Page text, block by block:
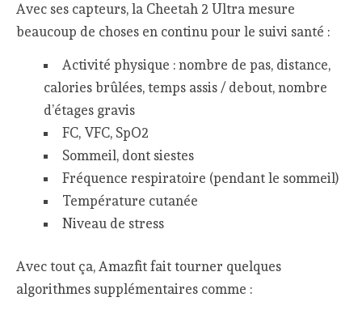
Avec ses capteurs, la Cheetah 2 Ultra mesure
beaucoup de choses en continu pour le suivi santé :
Activité physique : nombre de pas, distance,
calories brûlées, temps assis / debout, nombre
d’étages gravis
FC, VFC, SpO2
Sommeil, dont siestes
Fréquence respiratoire (pendant le sommeil)
Température cutanée
Niveau de stress
Avec tout ça, Amazfit fait tourner quelques
algorithmes supplémentaires comme :